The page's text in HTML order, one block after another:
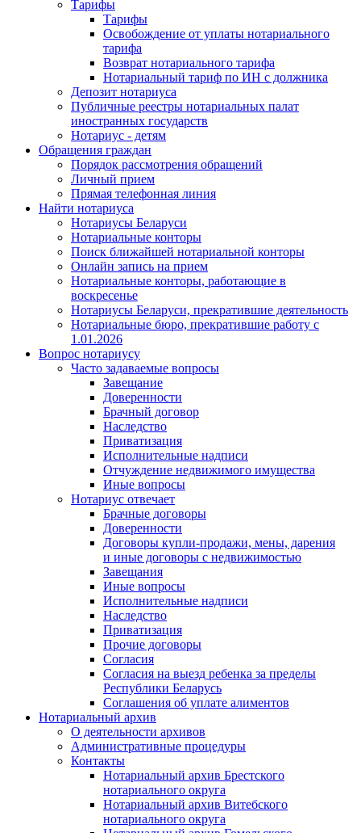
Тарифы
Тарифы
Освобождение от уплаты нотариального
тарифа
Возврат нотариального тарифа
Нотариальный тариф по ИН с должника
Депозит нотариуса
Публичные реестры нотариальных палат
иностранных государств
Нотариус - детям
Обращения граждан
Порядок рассмотрения обращений
Личный прием
Прямая телефонная линия
Найти нотариуса
Нотариусы Беларуси
Нотариальные конторы
Поиск ближайшей нотариальной конторы
Онлайн запись на прием
Нотариальные конторы, работающие в
воскресенье
Нотариусы Беларуси, прекратившие деятельность
Нотариальные бюро, прекратившие работу с
1.01.2026
Вопрос нотариусу
Часто задаваемые вопросы
Завещание
Доверенности
Брачный договор
Наследство
Приватизация
Исполнительные надписи
Отчуждение недвижимого имущества
Иные вопросы
Нотариус отвечает
Брачные договоры
Доверенности
Договоры купли-продажи, мены, дарения
и иные договоры с недвижимостью
Завещания
Иные вопросы
Исполнительные надписи
Наследство
Приватизация
Прочие договоры
Согласия
Согласия на выезд ребенка за пределы
Республики Беларусь
Соглашения об уплате алиментов
Нотариальный архив
О деятельности архивов
Административные процедуры
Контакты
Нотариальный архив Брестского
нотариального округа
Нотариальный архив Витебского
нотариального округа